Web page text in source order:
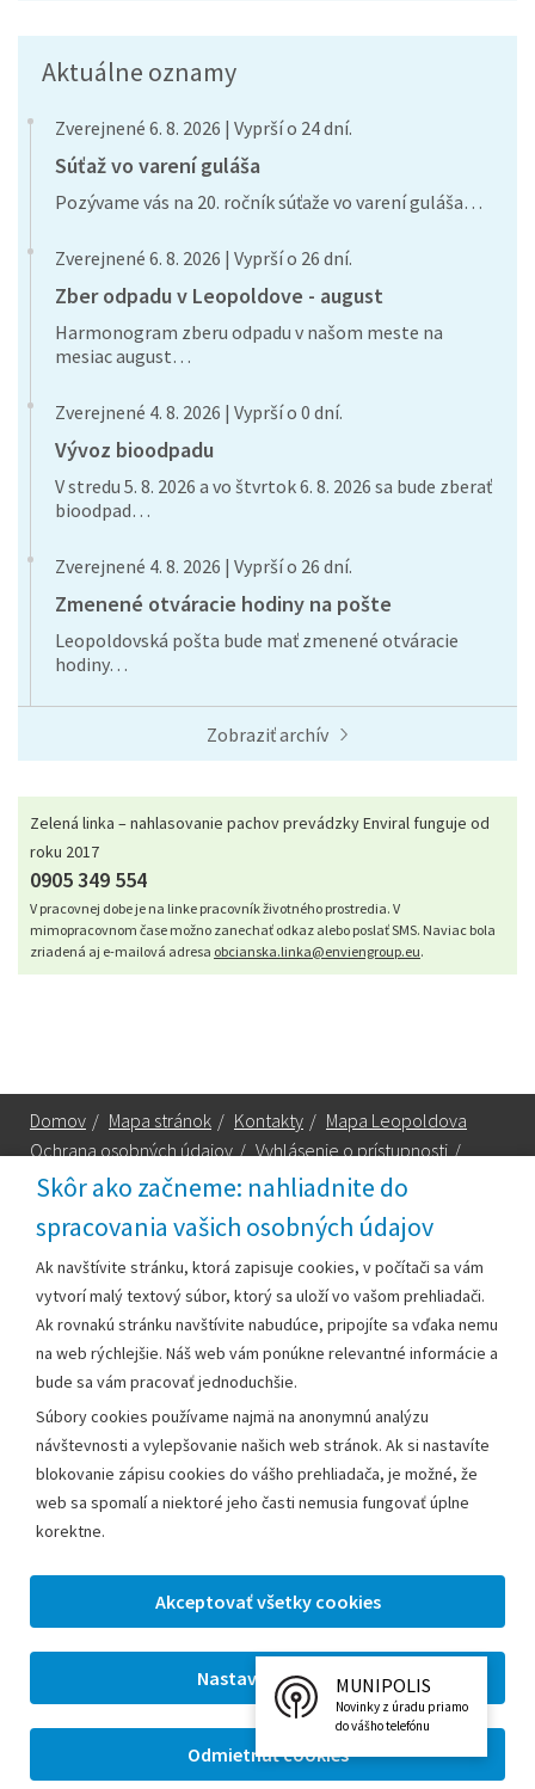
Skôr ako začneme: nahliadnite do
spracovania vašich osobných údajov
Ak navštívite stránku, ktorá zapisuje cookies, v počítači sa vám
vytvorí malý textový súbor, ktorý sa uloží vo vašom prehliadači.
Ak rovnakú stránku navštívite nabudúce, pripojíte sa vďaka nemu
na web rýchlejšie. Náš web vám ponúkne relevantné informácie a
bude sa vám pracovať jednoduchšie.
Súbory cookies používame najmä na anonymnú analýzu
návštevnosti a vylepšovanie našich web stránok. Ak si nastavíte
blokovanie zápisu cookies do vášho prehliadača, je možné, že
web sa spomalí a niektoré jeho časti nemusia fungovať úplne
korektne.
Aktuálne oznamy
Zverejnené 6. 8. 2026 | Vyprší o 24 dní.
Súťaž vo varení guláša
Pozývame vás na 20. ročník súťaže vo varení guláša…
Zverejnené 6. 8. 2026 | Vyprší o 26 dní.
Zber odpadu v Leopoldove - august
Harmonogram zberu odpadu v našom meste na
mesiac august…
Zverejnené 4. 8. 2026 | Vyprší o 0 dní.
Vývoz bioodpadu
V stredu 5. 8. 2026 a vo štvrtok 6. 8. 2026 sa bude zberať
bioodpad…
Zverejnené 4. 8. 2026 | Vyprší o 26 dní.
Zmenené otváracie hodiny na pošte
Leopoldovská pošta bude mať zmenené otváracie
hodiny…
Zobraziť archív
Zelená linka – nahlasovanie pachov prevádzky Enviral funguje od
roku 2017
0905 349 554
V pracovnej dobe je na linke pracovník životného prostredia. V
mimopracovnom čase možno zanechať odkaz alebo poslať SMS. Naviac bola
zriadená aj e-mailová adresa obcianska.linka@enviengroup.eu.
Domov / Mapa stránok / Kontakty / Mapa Leopoldova
Ochrana osobných údajov / Vyhlásenie o prístupnosti /
Technická podpora
Mestský úrad Leopoldov
Hlohovská cesta 1818/2A
920 41 Leopoldov
Kontakt:
Telefón:+42133/285 27 11
Email:
mesto@leopoldov.sk
primatorka@leopoldov.sk
Webmaster:webmaster@leopoldov.sk
2026 © Mestský úrad Leopoldov |
Nastavenia cookies
Tvorba web stránok aredakčný systém od firmy AlejTech,
spol. s r.o.
MUNIPOLIS
Novinky z úradu priamo
do vášho telefónu